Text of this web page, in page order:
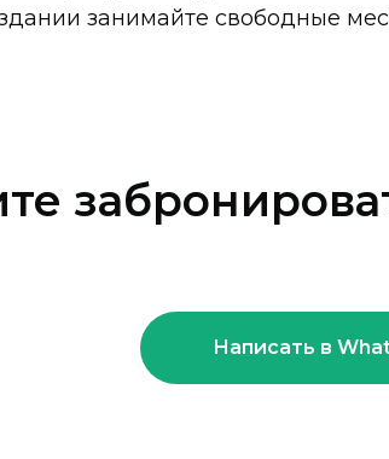
занимайте свободные
Написать в